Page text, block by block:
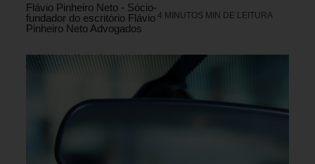
Flávio Pinheiro Neto - Sócio-
fundador do escritório Flávio
Pinheiro Neto Advogados
4 MINUTOS MIN DE LEITURA